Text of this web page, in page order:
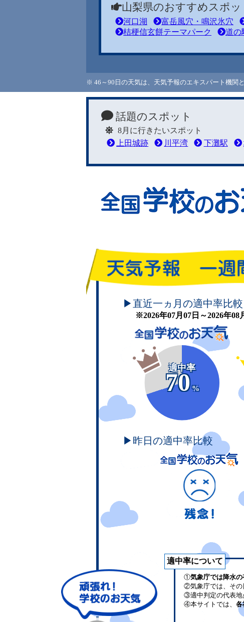
山梨県のおすすめスポッ
河口湖 富岳風穴・鳴沢氷穴
桔梗信玄餅テーマパーク
道の
※ 46～90日の天気は、天気予報のエキスパート機関
話題のスポット
8月に行きたいスポット
上田城跡
川平湾 下灘駅
頑張れ！学校のお天気
▶直近一ヵ月の適中率比較
※2026年07月07日～2026年08
適中率
70
%
▶昨日の適中率比較
適中率について
①気象庁では降水の
②気象庁では、その
③適中判定の代表地
④本サイトでは、 各